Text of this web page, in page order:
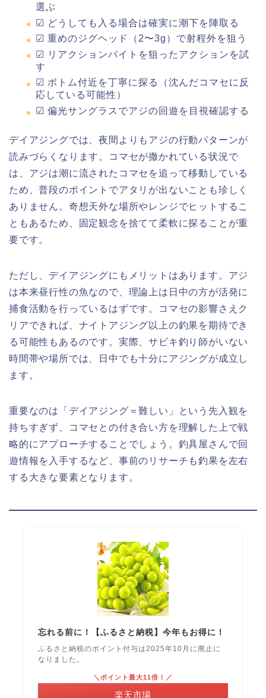
選ぶ
☑ どうしても入る場合は確実に潮下を陣取る
☑ 重めのジグヘッド（2〜3g）で射程外を狙う
☑ リアクションバイトを狙ったアクションを試
す
☑ ボトム付近を丁寧に探る（沈んだコマセに反
応している可能性）
☑ 偏光サングラスでアジの回遊を目視確認する
デイアジングでは、夜間よりもアジの行動パターンが
読みづらくなります。コマセが撒かれている状況で
は、アジは潮に流されたコマセを追って移動している
ため、普段のポイントでアタリが出ないことも珍しく
ありません。奇想天外な場所やレンジでヒットするこ
ともあるため、固定観念を捨てて柔軟に探ることが重
要です。
ただし、デイアジングにもメリットはあります。アジ
は本来昼行性の魚なので、理論上は日中の方が活発に
捕食活動を行っているはずです。コマセの影響さえク
リアできれば、ナイトアジング以上の釣果を期待でき
る可能性もあるのです。実際、サビキ釣り師がいない
時間帯や場所では、日中でも十分にアジングが成立し
ます。
重要なのは「デイアジング＝難しい」という先入観を
持ちすぎず、コマセとの付き合い方を理解した上で戦
略的にアプローチすることでしょう。釣具屋さんで回
遊情報を入手するなど、事前のリサーチも釣果を左右
する大きな要素となります。
忘れる前に！【ふるさと納税】今年もお得に！
ふるさと納税のポイント付与は2025年10月に廃止に
なりました。
＼ポイント最大11倍！／
楽天市場